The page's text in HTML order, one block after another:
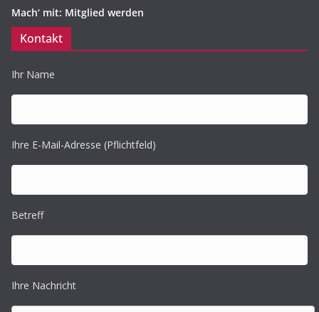
Mach‘ mit: Mitglied werden
Kontakt
Ihr Name
Ihre E-Mail-Adresse (Pflichtfeld)
Betreff
Ihre Nachricht